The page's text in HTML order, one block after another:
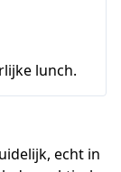
lunch.
echt in